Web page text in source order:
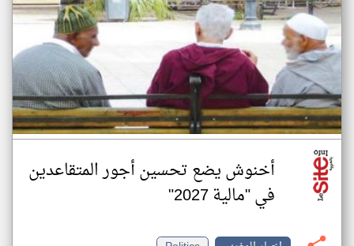
أخنوش يضع تحسين أجور المتقاعدين
في "مالية 2027"